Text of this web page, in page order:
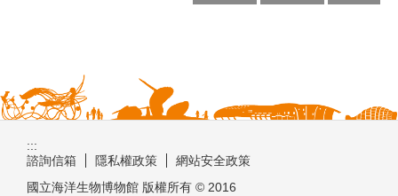
:::
諮詢信箱
隱私權政策
網站安全政策
國立海洋生物博物館 版權所有 © 2016